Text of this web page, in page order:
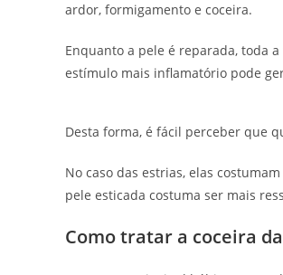
ardor, formigamento e coceira.
Enquanto a pele é reparada, toda
estímulo mais inflamatório pode
Desta forma, é fácil perceber que
No caso das estrias, elas
pele esticada costuma ser mais
Como tratar a coceira